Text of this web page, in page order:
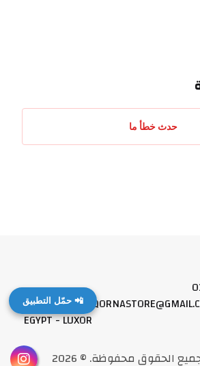
📲 حمّل التطبيق
حدث خطأ ما
العنوان:
EGYPT - LUXOR
الحقوق محفوظة. ©
2026